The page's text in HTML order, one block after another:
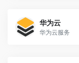
华为云
华为云服务